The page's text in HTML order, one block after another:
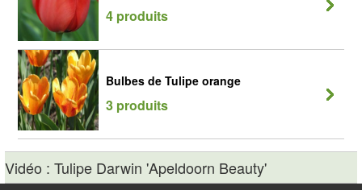
4 produits
Bulbes de Tulipe orange
3 produits
Vidéo : Tulipe Darwin 'Apeldoorn Beauty'